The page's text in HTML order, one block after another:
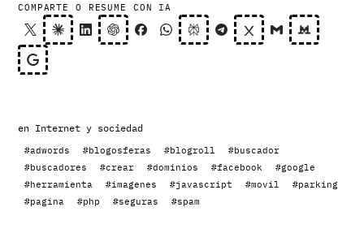
COMPARTE O RESUME CON IA
en Internet y sociedad
#adwords #blogosferas #blogroll
#buscador
#buscadores
#crear #dominios #facebook
#google
#herramienta
#imagenes #javascript #movil
#parking
#pagina
#php #seguras #spam